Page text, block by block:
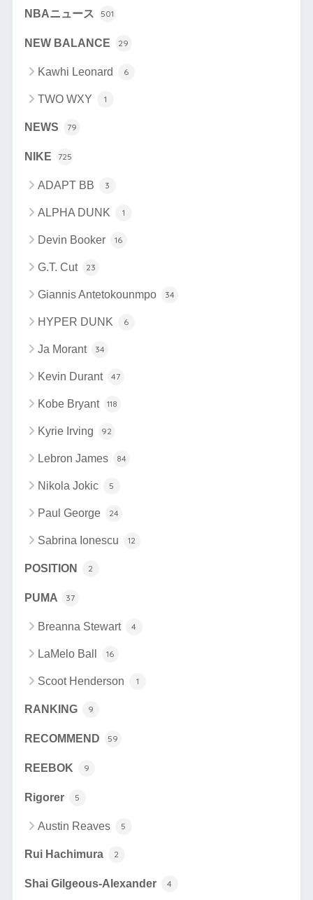
NBAニュース 501
NEW BALANCE 29
Kawhi Leonard 6
TWO WXY 1
NEWS 79
NIKE 725
ADAPT BB 3
ALPHA DUNK 1
Devin Booker 16
G.T. Cut 23
Giannis Antetokounmpo 34
HYPER DUNK 6
Ja Morant 34
Kevin Durant 47
Kobe Bryant 118
Kyrie Irving 92
Lebron James 84
Nikola Jokic 5
Paul George 24
Sabrina Ionescu 12
POSITION 2
PUMA 37
Breanna Stewart 4
LaMelo Ball 16
Scoot Henderson 1
RANKING 9
RECOMMEND 59
REEBOK 9
Rigorer 5
Austin Reaves 5
Rui Hachimura 2
Shai Gilgeous-Alexander 4